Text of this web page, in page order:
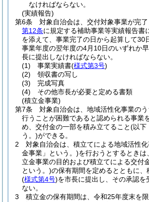
なければならない。
(実績報告)
第6条
対象自治会は、交付対象事業が完了
第12条に規定する補助事業等実績報告書
を添えて、事業完了の日から起算して30
事業年度の翌年度の4月10日のいずれか
長に提出しなければならない。
(1)
事業実績書(様式第3号)
(2)
領収書の写し
(3)
完成写真
(4)
その他市長が必要と定める書類
(積立金事業)
第7条
対象自治会は、地域活性化事業の
行うことが困難であると認められる事業
め、交付金の一部を積み立てること(以下
う。)ができる。
2
対象自治会は、積立てによる地域活性
金事業」という。)を行おうとするとき
立金事業の目的および積立てによる交付
という。)の保有期間を定めるとともに、
(様式第4号)を市長に提出し、その承認を
ない。
3
積立金の保有期間は、令和25年度末を限